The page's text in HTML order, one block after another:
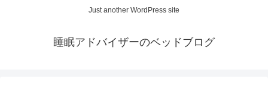
Just another WordPress site
睡眠アドバイザーのベッドブログ